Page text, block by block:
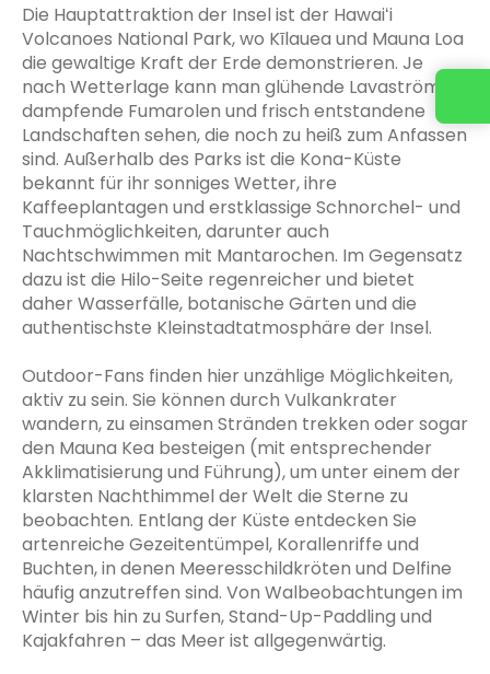
Die Hauptattraktion der Insel ist der Hawaiʻi
Volcanoes National Park, wo Kīlauea und Mauna Loa
die gewaltige Kraft der Erde demonstrieren. Je
nach Wetterlage kann man glühende Lavaströme,
dampfende Fumarolen und frisch entstandene
Landschaften sehen, die noch zu heiß zum Anfassen
sind. Außerhalb des Parks ist die Kona-Küste
bekannt für ihr sonniges Wetter, ihre
Kaffeeplantagen und erstklassige Schnorchel- und
Tauchmöglichkeiten, darunter auch
Nachtschwimmen mit Mantarochen. Im Gegensatz
dazu ist die Hilo-Seite regenreicher und bietet
daher Wasserfälle, botanische Gärten und die
authentischste Kleinstadtatmosphäre der Insel.
Outdoor-Fans finden hier unzählige Möglichkeiten,
aktiv zu sein. Sie können durch Vulkankrater
wandern, zu einsamen Stränden trekken oder sogar
den Mauna Kea besteigen (mit entsprechender
Akklimatisierung und Führung), um unter einem der
klarsten Nachthimmel der Welt die Sterne zu
beobachten. Entlang der Küste entdecken Sie
artenreiche Gezeitentümpel, Korallenriffe und
Buchten, in denen Meeresschildkröten und Delfine
häufig anzutreffen sind. Von Walbeobachtungen im
Winter bis hin zu Surfen, Stand-Up-Paddling und
Kajakfahren – das Meer ist allgegenwärtig.